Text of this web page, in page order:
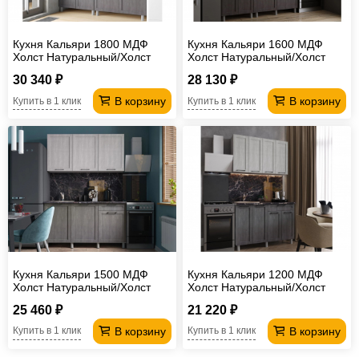
Кухня Кальяри 1800 МДФ
Холст Натуральный/Холст
30 340 ₽
В корзину
Купить в 1 клик
Кухня Кальяри 1600 МДФ
Холст Натуральный/Холст
28 130 ₽
В корзину
Купить в 1 клик
Кухня Кальяри 1500 МДФ
Холст Натуральный/Холст
25 460 ₽
В корзину
Купить в 1 клик
Кухня Кальяри 1200 МДФ
Холст Натуральный/Холст
21 220 ₽
В корзину
Купить в 1 клик